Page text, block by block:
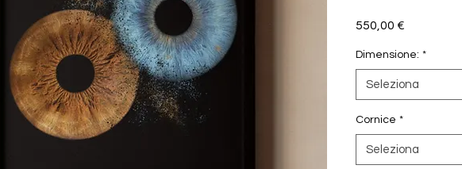
550,00 €
Dimensione: *
Seleziona
Cornice *
Seleziona